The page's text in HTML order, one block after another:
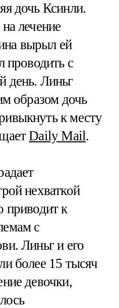
дочь Ксинли.
лечение
вырыл ей
проводить с
день. Линьг
образом дочь
к месту
Daily Mail.
нехваткой
приводит к
с
Линьг и его
более 15 тысяч
девочки,